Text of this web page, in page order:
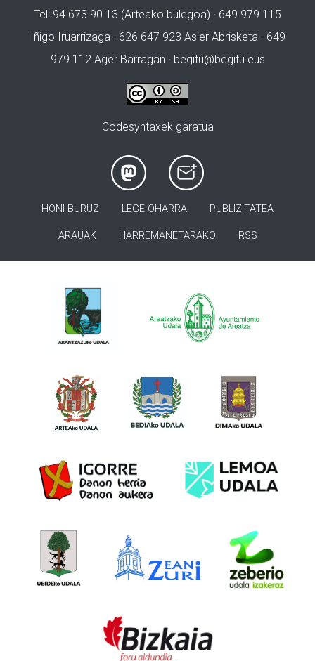
Tel: 94 673 90 13 (Arteako bulegoa) · 649 979 115
Iñigo Iruarrizaga · 626 647 923 Asier Abrisketa · 649
979 112 Ager Barragan · begitu@begitu.eus
Codesyntaxek garatua
HONI BURUZ LEGE OHARRA PUBLIZITATEA
ARAUAK HARREMANETARAKO RSS